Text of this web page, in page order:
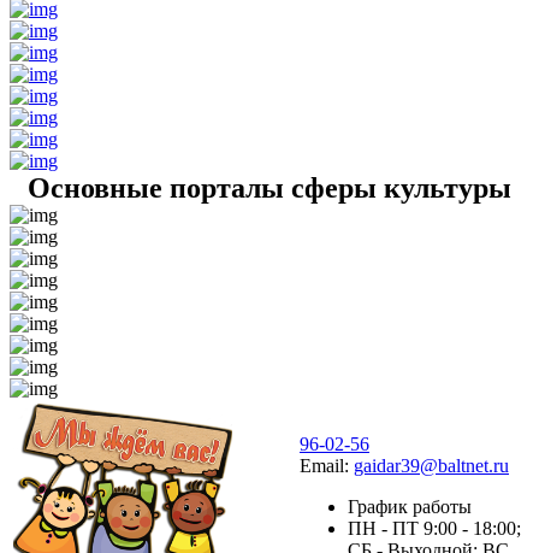
Основные порталы сферы культуры
96-02-56
Email: gaidar39@baltnet.ru
График работы
ПН - ПТ 9:00 - 18:00;